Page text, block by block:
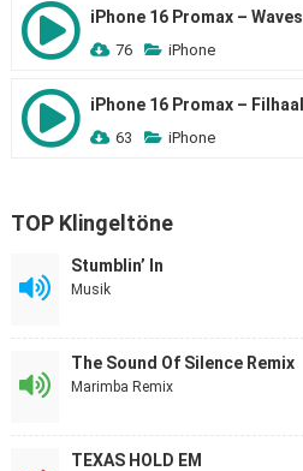
iPhone 16 Promax – Waves
76 iPhone
iPhone 16 Promax – Filhaall
63 iPhone
TOP Klingeltöne
Stumblin’ In
Musik
The Sound Of Silence Remix
Marimba Remix
TEXAS HOLD EM